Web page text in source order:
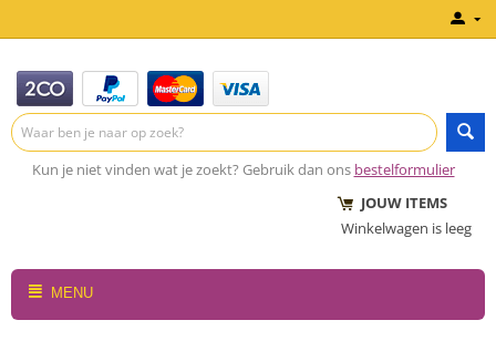
Kun je niet vinden wat je zoekt? Gebruik dan ons bestelformulier
JOUW ITEMS
Winkelwagen is leeg
MENU